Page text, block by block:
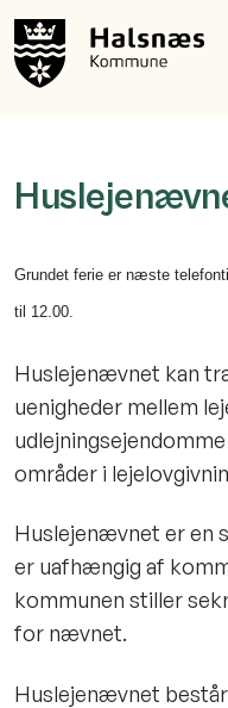
Grundet ferie er næste
til 12.00.
Huslejenævnet kan
uenigheder mellem
områder i
Huslejenævnet er en
er uafhængig af
kommunen stiller
for nævnet.
Huslejenævnet